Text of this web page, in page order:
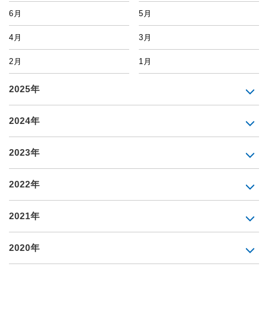
6月 5月
4月 3月
2月 1月
2025年
2024年
2023年
2022年
2021年
2020年